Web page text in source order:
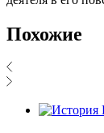
Похожие